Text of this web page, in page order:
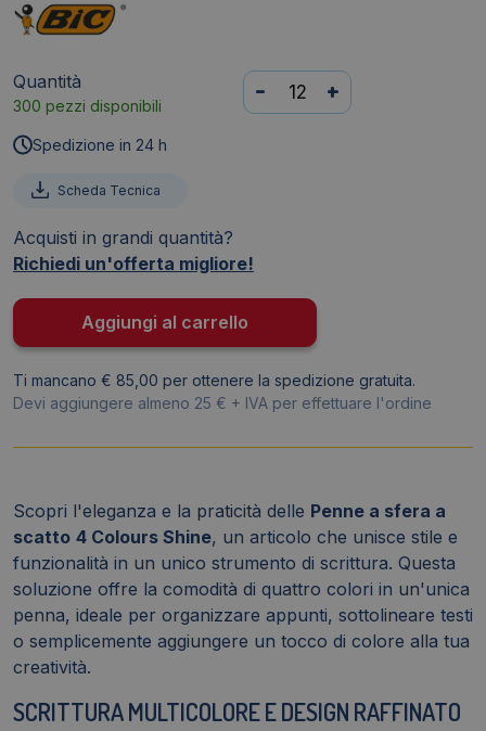
Quantità
300 pezzi disponibili
Penna
a
Colours
Silver
-
Punta
M
1
-
919380
quantità
- +
Spedizione in 24 h
Scheda Tecnica
Acquisti in grandi quantità?
Richiedi un'offerta migliore!
Aggiungi al carrello
Ti mancano € 85,00 per ottenere la spedizione gratuita.
Devi aggiungere almeno 25 € + IVA per effettuare l'ordine
Scopri l'eleganza e la praticità delle Penne a sfera a
scatto 4 Colours Shine, un articolo che unisce stile e
funzionalità in un unico strumento di scrittura. Questa
soluzione offre la comodità di quattro colori in un'unica
penna, ideale per organizzare appunti, sottolineare testi
o semplicemente aggiungere un tocco di colore alla tua
creatività.
SCRITTURA MULTICOLORE E DESIGN RAFFINATO